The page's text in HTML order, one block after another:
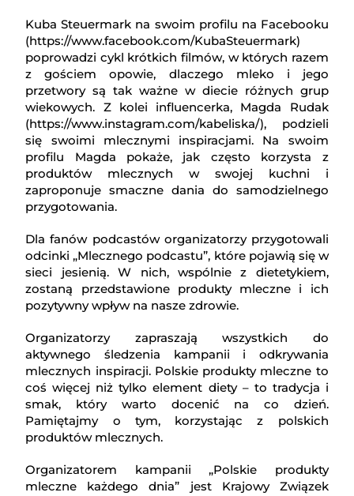
Kuba Steuermark na swoim profilu na Facebooku
(https://www.facebook.com/KubaSteuermark)
poprowadzi cykl krótkich filmów, w których razem
z gościem opowie, dlaczego mleko i jego
przetwory są tak ważne w diecie różnych grup
wiekowych. Z kolei influencerka, Magda Rudak
(https://www.instagram.com/kabeliska/), podzieli
się swoimi mlecznymi inspiracjami. Na swoim
profilu Magda pokaże, jak często korzysta z
produktów mlecznych w swojej kuchni i
zaproponuje smaczne dania do samodzielnego
przygotowania.
Dla fanów podcastów organizatorzy przygotowali
odcinki „Mlecznego podcastu”, które pojawią się w
sieci jesienią. W nich, wspólnie z dietetykiem,
zostaną przedstawione produkty mleczne i ich
pozytywny wpływ na nasze zdrowie.
Organizatorzy zapraszają wszystkich do
aktywnego śledzenia kampanii i odkrywania
mlecznych inspiracji. Polskie produkty mleczne to
coś więcej niż tylko element diety – to tradycja i
smak, który warto docenić na co dzień.
Pamiętajmy o tym, korzystając z polskich
produktów mlecznych.
Organizatorem kampanii „Polskie produkty
mleczne każdego dnia” jest Krajowy Związek